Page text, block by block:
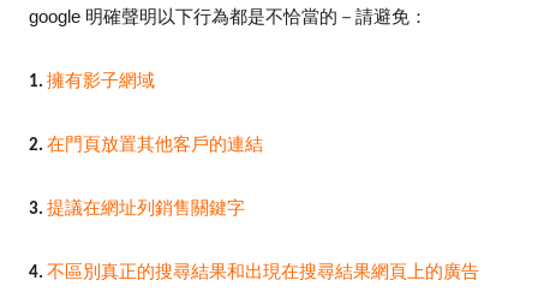
google 明確聲明以下行為都是不恰當的－ 請避免：
1. 擁有影子網域
2. 在門頁放置其他客戶的連結
3. 提議在網址列銷售關鍵字
4. 不區別真正的搜尋結果和出現在搜尋結果網頁上的廣告